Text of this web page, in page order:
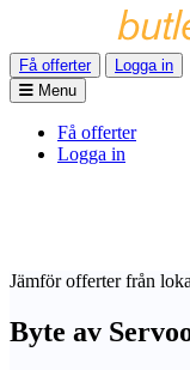
Få offerter
Logga in
Menu
Få offerter
Logga in
Jämför offerter från
Byte av